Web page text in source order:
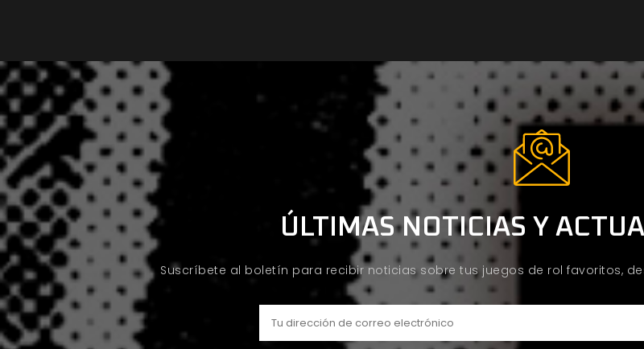
ÚLTIMAS NOTICIAS Y
Suscríbete al boletín para recibir noticias sobre tus juegos de rol favoritos,